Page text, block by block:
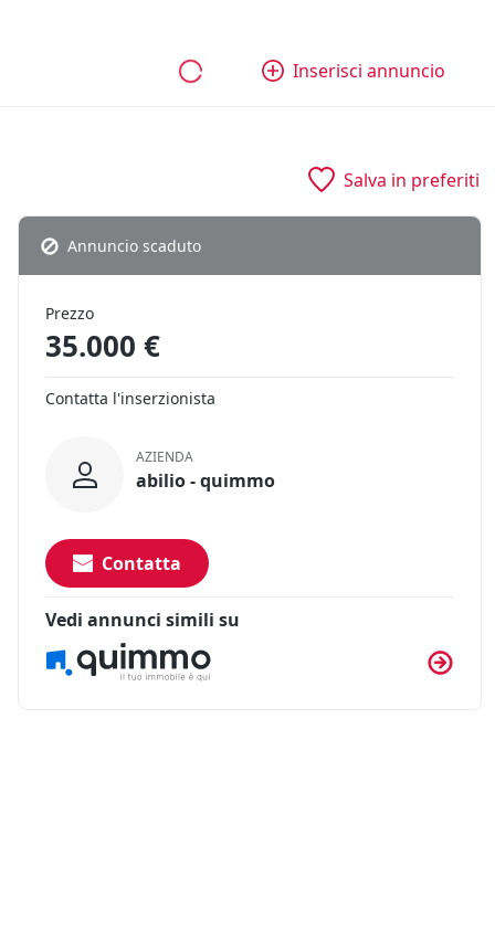
Inserisci annuncio
Salva in preferiti
Annuncio scaduto
Prezzo
35.000 €
Contatta l'inserzionista
AZIENDA
abilio - quimmo
Contatta
Vedi annunci simili su